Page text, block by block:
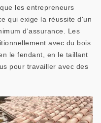
les entrepreneurs
qui exige la réussite d'un
d'assurance. Les
avec du bois
le fendant, en le taillant
pour travailler avec des